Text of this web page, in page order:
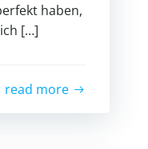
haben,
[…]
read more